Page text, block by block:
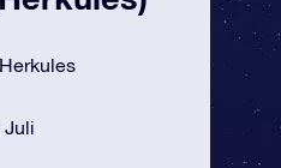
Herkules
Juli